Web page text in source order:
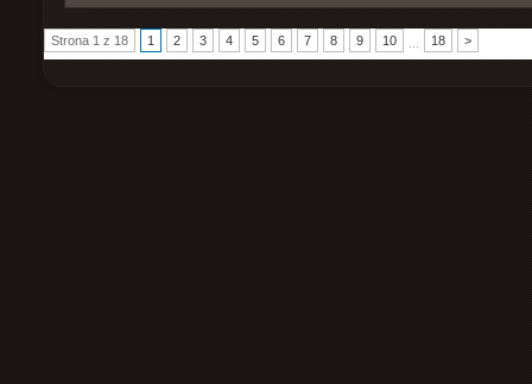
Strona 1 z 18 1 2 3 4 5 6 7 8 9 10 18 >